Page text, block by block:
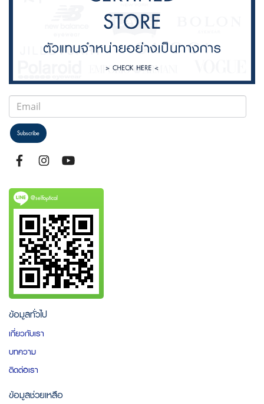
Subscribe
@selfoptical
ข้อมูลทั่วไป
เกี่ยวกับเรา
บทความ
ติดต่อเรา
ข้อมูลช่วยเหลือ